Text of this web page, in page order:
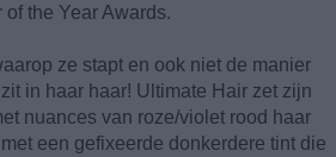
the Year Awards.
ze stapt en ook niet de manier
in haar haar! Ultimate Hair zet zijn
nuances van roze/violet rood haar
een gefixeerde donkerdere tint die